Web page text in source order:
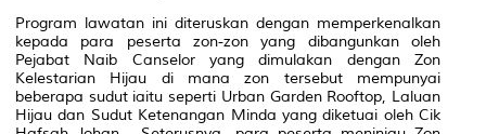
Program lawatan ini diteruskan dengan memperkenalkan
kepada para peserta zon-zon yang dibangunkan oleh
Pejabat Naib Canselor yang dimulakan dengan Zon
Kelestarian Hijau di mana zon tersebut mempunyai
beberapa sudut iaitu seperti Urban Garden Rooftop, Laluan
Hijau dan Sudut Ketenangan Minda yang diketuai oleh Cik